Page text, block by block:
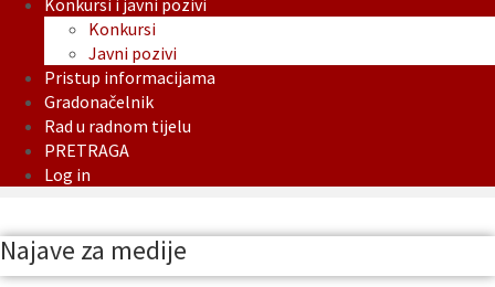
Konkursi i javni pozivi
Konkursi
Javni pozivi
Pristup informacijama
Gradonačelnik
Rad u radnom tijelu
PRETRAGA
Log in
Najave za medije